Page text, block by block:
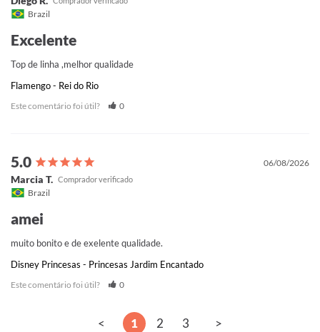
Brazil
Excelente
Top de linha ,melhor qualidade
Flamengo - Rei do Rio
Este comentário foi útil? 0
06/08/2026
Marcia T.
Brazil
amei
muito bonito e de exelente qualidade.
Disney Princesas - Princesas Jardim Encantado
Este comentário foi útil? 0
< 1 2 3 >